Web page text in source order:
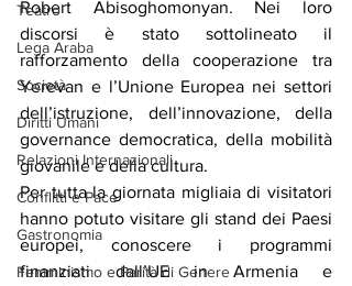
Teatro
Lega Araba
Società
Diritti Umani
Relazioni Internazionali
Conflitti e Pace
Gastronomia
Femminismo e Parità di Genere
Robert Abisoghomonyan. Nei loro
discorsi è stato sottolineato il
rafforzamento della cooperazione tra
Yerevan e l’Unione Europea nei settori
dell’istruzione, dell’innovazione, della
governance democratica, della mobilità
giovanile e della cultura.
Per tutta la giornata migliaia di visitatori
hanno potuto visitare gli stand dei Paesi
europei, conoscere i programmi
finanziati dall’UE in Armenia e